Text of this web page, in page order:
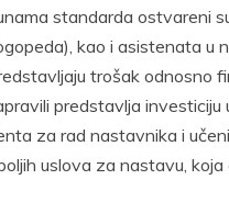
standarda ostvareni
kao i asistenata u
trošak odnosno
predstavlja investiciju
za rad nastavnika i
uslova za nastavu, koja